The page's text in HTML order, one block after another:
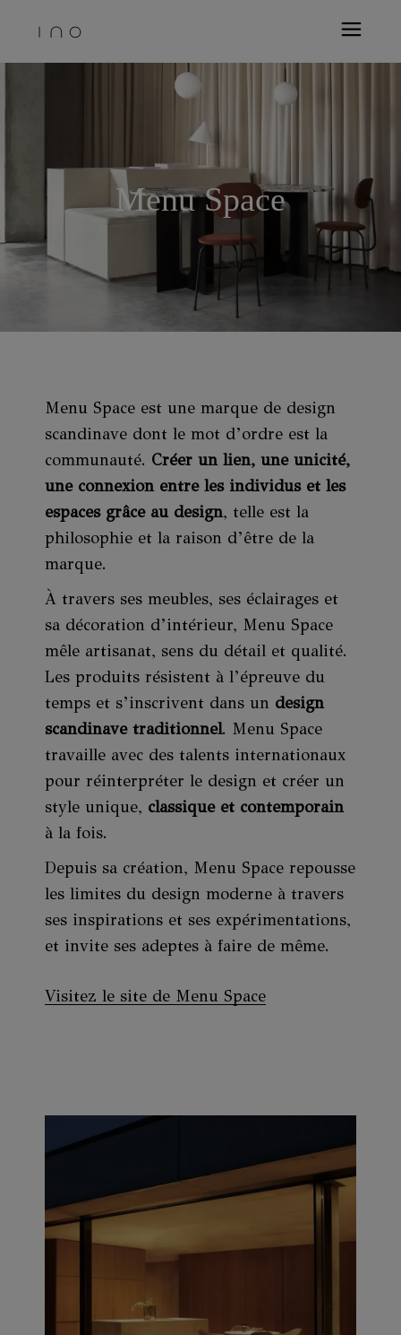
Menu Space
Menu Space est une marque de design
scandinave dont le mot d’ordre est la
communauté. Créer un lien, une unicité,
une connexion entre les individus et les
espaces grâce au design, telle est la
philosophie et la raison d’être de la
marque.
À travers ses meubles, ses éclairages et
sa décoration d’intérieur, Menu Space
mêle artisanat, sens du détail et qualité.
Les produits résistent à l’épreuve du
temps et s’inscrivent dans un design
scandinave traditionnel. Menu Space
travaille avec des talents internationaux
pour réinterpréter le design et créer un
style unique, classique et contemporain
à la fois.
Depuis sa création, Menu Space repousse
les limites du design moderne à travers
ses inspirations et ses expérimentations,
et invite ses adeptes à faire de même.
Visitez le site de Menu Space